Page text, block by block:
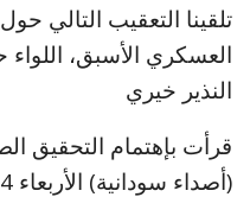
تلقينا التعقيب التالي
العسكري الأسبق،
النذير خيري
قرأت بإهتمام التحقيق